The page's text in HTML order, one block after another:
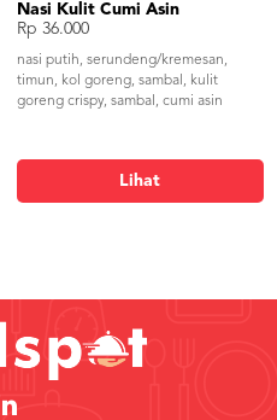
Nasi Kulit Cumi Asin
Rp 36.000
nasi putih, serundeng/kremesan,
timun, kol goreng, sambal, kulit
goreng crispy, sambal, cumi asin
Lihat